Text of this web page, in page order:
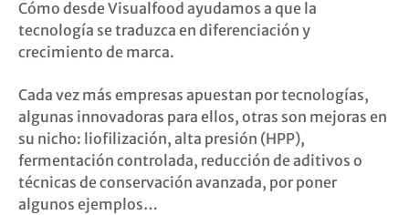
Cómo desde Visualfood ayudamos a que la
tecnología se traduzca en diferenciación y
crecimiento de marca.
Cada vez más empresas apuestan por tecnologías,
algunas innovadoras para ellos, otras son mejoras en
su nicho: liofilización, alta presión (HPP),
fermentación controlada, reducción de aditivos o
técnicas de conservación avanzada, por poner
algunos ejemplos…